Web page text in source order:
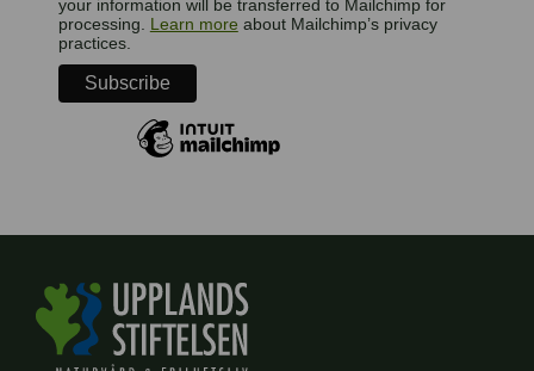
your information will be transferred to Mailchimp for
processing. Learn more about Mailchimp’s privacy
practices.